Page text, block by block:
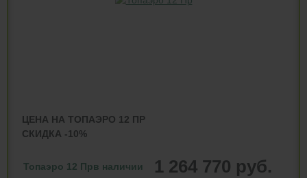
ЦЕНА НА ТОПАЭРО 12 ПР
СКИДКА -10%
Топаэро 12 Прв наличии 1 264 770 руб.